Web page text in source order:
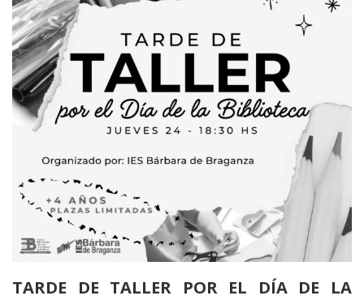
TARDE DE TALLER POR EL DÍA DE LA